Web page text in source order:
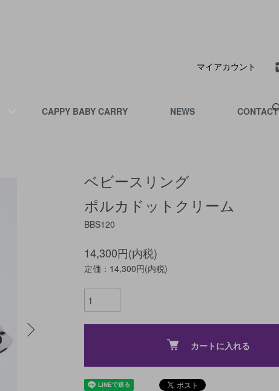
CAPPY BABY CARRY NEWS CONTACT
マイアカウント
ベビースリング
ポルカドットクリーム
BBS120
14,300円(内税)
定価：14,300円(内税)
カートに入れる